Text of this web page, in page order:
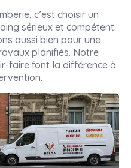
c’est choisir un
sérieux et compétent.
aussi bien pour une
planifiés. Notre
faire font la différence à